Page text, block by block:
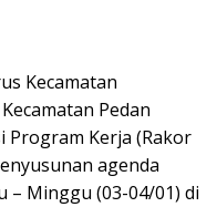
Kecamatan
Pedan
Program Kerja (Rakor
agenda
– Minggu (03-04/01) di